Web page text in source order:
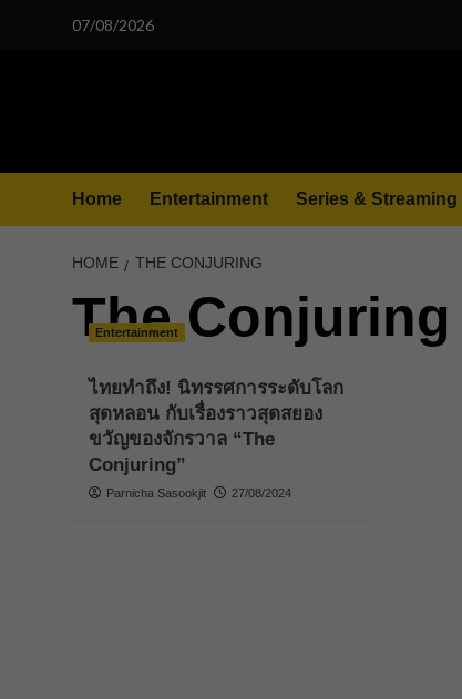
07/08/2026
Home Entertainment Series & Streaming
HOME THE CONJURING
The Conjuring
Entertainment
ไทยทำถึง! นิทรรศการระดับโลก
สุดหลอน กับเรื่องราวสุดสยอง
ขวัญของจักรวาล “The
Conjuring”
Parnicha Sasookjit 27/08/2024